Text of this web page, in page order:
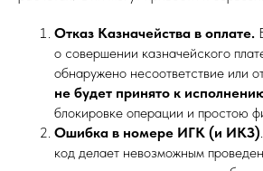
Отказ Казначейства в оплате.
о совершении казначейского
обнаружено несоответствие или
не будет принято к
блокировке операции и простою
Ошибка в номере ИГК (и ИКЗ)
код делает невозможным